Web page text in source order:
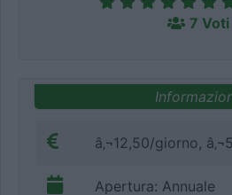
7 Voti
â‚¬12,50/giorno,
Apertura: Annuale